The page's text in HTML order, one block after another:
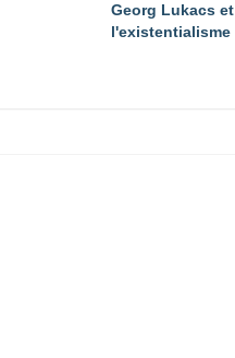
Georg Lukacs et
l'existentialisme